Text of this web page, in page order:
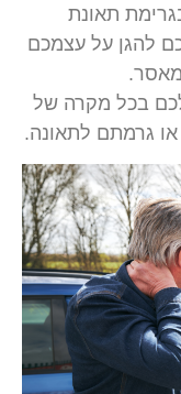
תאונת
להגן על עצמכם
בכל מקרה של
גרמתם לתאונה.